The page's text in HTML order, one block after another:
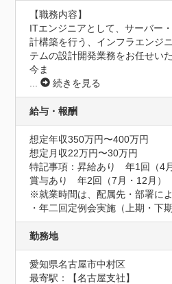
【職務内容】
ITエンジニアとして、サーバー
計構築を行う、インフラエンジ
テムの設計開発業務をお任せいた
今ま
...
続きを見る
給与・報酬
想定年収350万円〜400万円
想定月収22万円〜30万円
特記事項：昇給あり　年1回（4月
賞与あり　年2回（7月・12月）
※就業時間は、配属先・部署に
・年二回定例会実施（上期・下期
勤務地
愛知県名古屋市中村区
最寄駅：【名古屋支社】